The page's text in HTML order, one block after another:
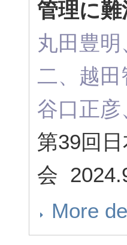
管理に
丸田豊
二、越
谷口正
第39回
会
More